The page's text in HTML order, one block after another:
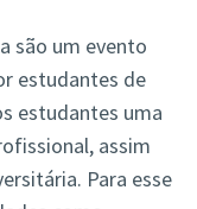
são um evento
estudantes de
estudantes uma
assim
Para esse